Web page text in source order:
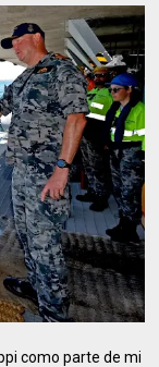
como parte de mi